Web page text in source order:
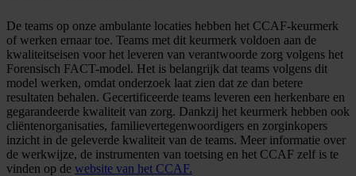
De teams op onze ambulante locaties hebben het CCAF-keurmerk
of werken ernaar toe. Teams met dit keurmerk voldoen aan de
kwaliteitseisen voor het leveren van verantwoorde zorg volgens het
Forensisch FACT-model. Het is belangrijk dat teams volgens dit
model werken, omdat onderzoek laat zien dat ze dan betere
resultaten behalen. Gecertificeerde teams leveren een herkenbare en
gegarandeerde kwaliteit van zorg. Dankzij het keurmerk hebben ook
cliëntenorganisaties, familievertegenwoordigers en zorginkopers
inzicht in de geleverde kwaliteit van de teams. Meer informatie over
de werkwijze, de instrumenten van toetsing en het CCAF zelf is te
vinden op de website van het CCAF.